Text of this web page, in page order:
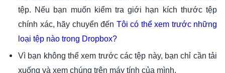
tệp. Nếu bạn muốn kiểm tra giới hạn kích thước tệp
chính xác, hãy chuyển đến Tôi có thể xem trước những
loại tệp nào trong Dropbox?
Vì bạn không thể xem trước các tệp này, bạn chỉ cần tải
xuống và xem chúng trên máy tính của mình.